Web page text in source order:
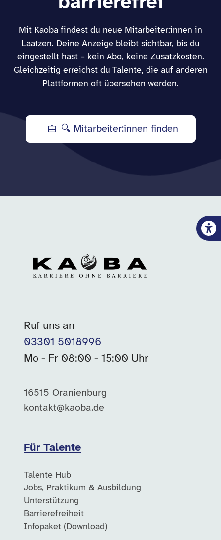
Mit Kaoba findest du neue Mitarbeiter:innen in
Laatzen. Deine Anzeige bleibt sichtbar, bis du
eingestellt hast – kein Abo, keine Zusatzkosten.
Gleichzeitig erreichst du Talente, die auf anderen
Plattformen oft übersehen werden.
🔍 Mitarbeiter:innen finden
Ruf uns an
03301 5018996
Mo - Fr 08:00 - 15:00 Uhr
16515 Oranienburg
kontakt@kaoba.de
Für Talente
Talente Hub
Jobs, Praktikum & Ausbildung
Unterstützung
Barrierefreiheit
Infopaket (Download)